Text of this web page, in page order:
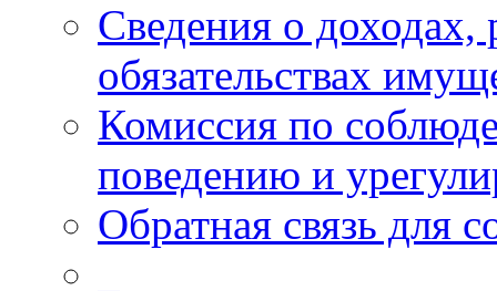
Сведения о доходах,
обязательствах
Комиссия по
поведению и
Обратная связь для